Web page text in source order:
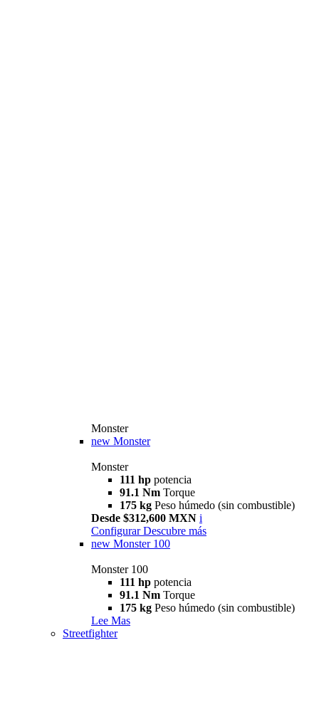
Monster
new Monster
Monster
111 hp potencia
91.1 Nm Torque
175 kg Peso húmedo (sin combustible)
Desde $312,600 MXN i
Configurar Descubre más
new Monster 100
Monster 100
111 hp potencia
91.1 Nm Torque
175 kg Peso húmedo (sin combustible)
Lee Mas
Streetfighter